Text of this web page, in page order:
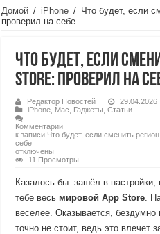
Домой / iPhone / Что будет, если
проверил на себе
Что будет, если
Store: проверил на
Редактор Новостей
29.04.2026
iPhone Mac Гаджеты ,Статьи
Комментарии
к записи Что будет, если сменить
себе
отключены
11 Просмотры
Казалось бы: зашёл в
тебе весь мировой App Store.
веселее. Оказывается, бездумно
точно не стоит, ведь это влечет